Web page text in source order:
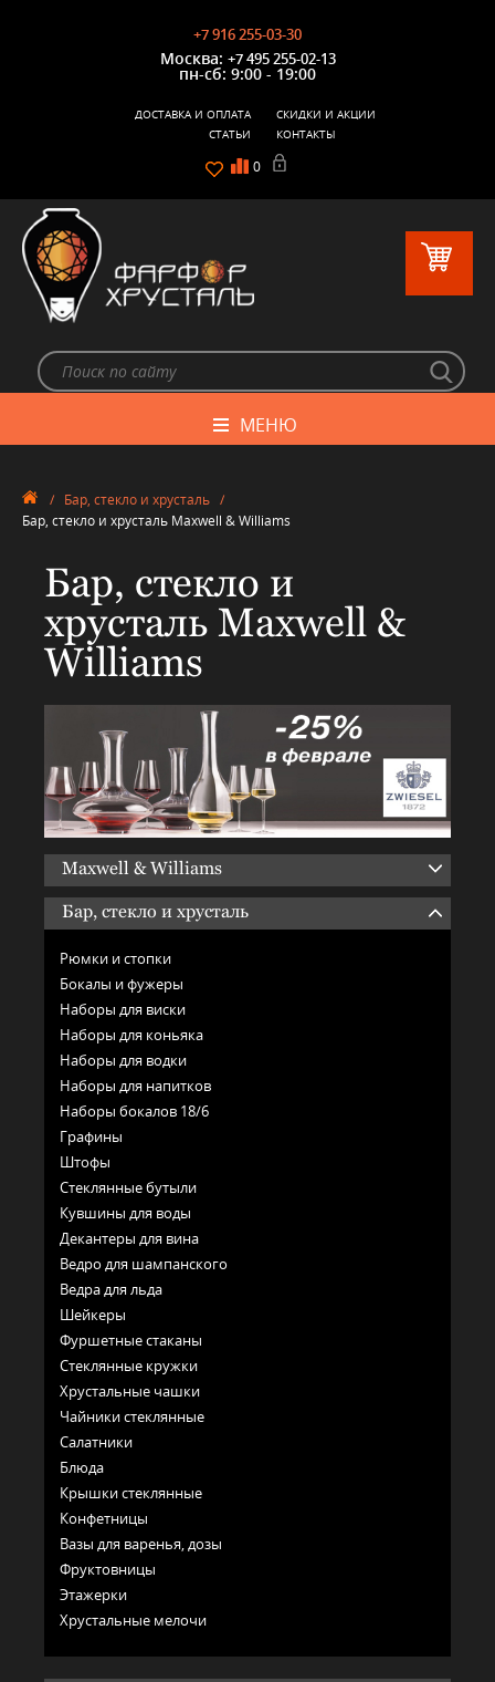
+7 916 255-03-30
Москва: +7 495 255-02-13
пн-сб: 9:00 - 19:00
0
ДОСТАВКА И ОПЛАТА
СКИДКИ И АКЦИИ
СТАТЬИ
КОНТАКТЫ
МЕНЮ
/ Бар, стекло и хрусталь /
Бар, стекло и хрусталь Maxwell & Williams
Бар, стекло и
хрусталь Maxwell &
Williams
Maxwell & Williams
Бар, стекло и хрусталь
Рюмки и стопки
Бокалы и фужеры
Наборы для виски
Наборы для коньяка
Наборы для водки
Наборы для напитков
Наборы бокалов 18/6
Графины
Штофы
Стеклянные бутыли
Кувшины для воды
Декантеры для вина
Ведро для шампанского
Ведра для льда
Шейкеры
Фуршетные стаканы
Стеклянные кружки
Хрустальные чашки
Чайники стеклянные
Салатники
Блюда
Крышки стеклянные
Конфетницы
Вазы для варенья, дозы
Фруктовницы
Этажерки
Хрустальные мелочи